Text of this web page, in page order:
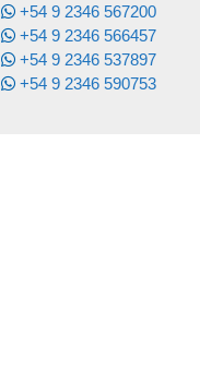
+54 9 2346 567200
+54 9 2346 566457
+54 9 2346 537897
+54 9 2346 590753